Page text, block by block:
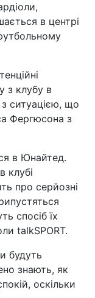
в центрі
з клубу в
з ситуацією, що
Фергюсона з
в Юнайтед.
клубі
про серйозні
спосіб їх
talkSPORT.
будуть
знають, як
оскільки